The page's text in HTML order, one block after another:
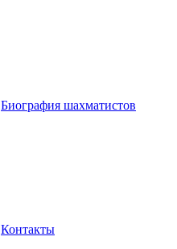
Биография шахматистов
Контакты